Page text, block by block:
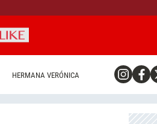
HERMANA VERÓNICA